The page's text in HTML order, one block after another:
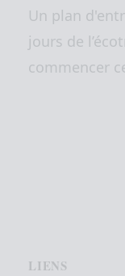
Un plan
jours de
commencer
LIENS